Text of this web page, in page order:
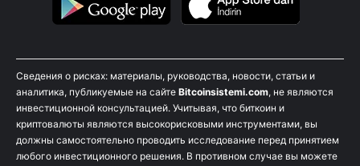
Сведения о рисках: материалы, руководства, новости, статьи и
аналитика, публикуемые на сайте Bitcoinsistemi.com, не являются
инвестиционной консультацией. Учитывая, что биткоин и
криптовалюты являются высокорисковыми инструментами, вы
должны самостоятельно проводить исследование перед принятием
любого инвестиционного решения. В противном случае вы можете